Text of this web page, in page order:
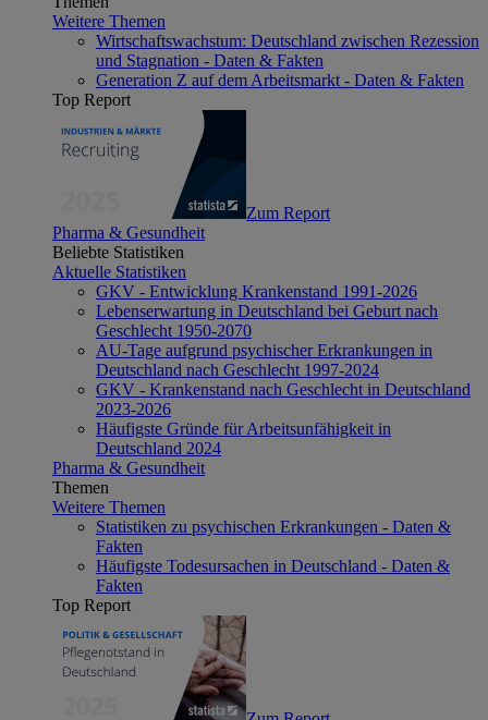
Weitere Themen
Wirtschaftswachstum: Deutschland zwischen Rezession
und Stagnation - Daten & Fakten
Generation Z auf dem Arbeitsmarkt - Daten & Fakten
Top Report
Zum Report
Pharma & Gesundheit
Beliebte Statistiken
Aktuelle Statistiken
GKV - Entwicklung Krankenstand 1991-2026
Lebenserwartung in Deutschland bei Geburt nach
Geschlecht 1950-2070
AU-Tage aufgrund psychischer Erkrankungen in
Deutschland nach Geschlecht 1997-2024
GKV - Krankenstand nach Geschlecht in Deutschland
2023-2026
Häufigste Gründe für Arbeitsunfähigkeit in
Deutschland 2024
Pharma & Gesundheit
Themen
Weitere Themen
Statistiken zu psychischen Erkrankungen - Daten &
Fakten
Häufigste Todesursachen in Deutschland - Daten &
Fakten
Top Report